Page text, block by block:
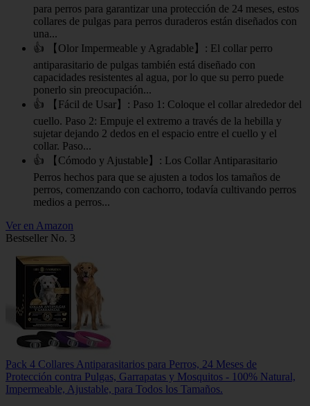
para perros para garantizar una protección de 24 meses, estos
collares de pulgas para perros duraderos están diseñados con
una...
👍 【Olor Impermeable y Agradable】: El collar perro
antiparasitario de pulgas también está diseñado con
capacidades resistentes al agua, por lo que su perro puede
ponerlo sin preocupación...
👍 【Fácil de Usar】: Paso 1: Coloque el collar alrededor del
cuello. Paso 2: Empuje el extremo a través de la hebilla y
sujetar dejando 2 dedos en el espacio entre el cuello y el
collar. Paso...
👍 【Cómodo y Ajustable】: Los Collar Antiparasitario
Perros hechos para que se ajusten a todos los tamaños de
perros, comenzando con cachorro, todavía cultivando perros
medios a perros...
Ver en Amazon
Bestseller No. 3
Pack 4 Collares Antiparasitarios para Perros, 24 Meses de
Protección contra Pulgas, Garrapatas y Mosquitos - 100% Natural,
Impermeable, Ajustable, para Todos los Tamaños.